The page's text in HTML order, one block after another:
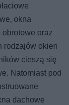
okna
oraz
rodzajów okien
cieszą się
Natomiast pod
dachowe